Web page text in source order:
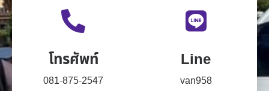
โทรศัพท์
081-875-2547
Line
van958